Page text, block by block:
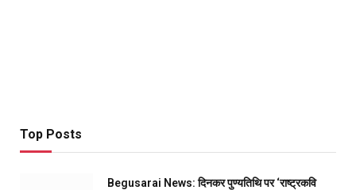
Top Posts
Begusarai News: दिनकर पुण्यतिथि पर ‘राष्ट्रकवि